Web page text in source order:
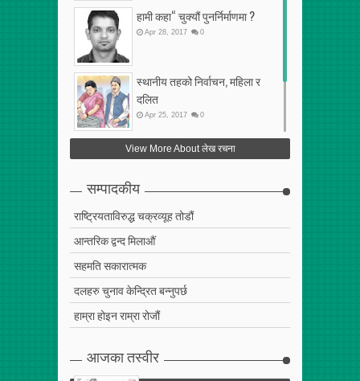
हामी कहा“ चुक्यौं पुनर्निर्माणमा ?
Apr 28, 2017 0
स्थानीय तहको निर्वाचन, महिला र
दलित
Apr 25, 2017 0
फेरि अर्को गलत सहमति
View More About लेख रचना
सम्पादकीय
राष्ट्रियताविरुद्ध चक्रव्यूह तोडौं
आन्तरिक द्वन्द मिलाऔं
सहमति सकारात्मक
दलहरु चुनाव केन्द्रित बन्नुपर्छ
हाम्रा होइन राम्रा रोजौं
आजका तस्वीर